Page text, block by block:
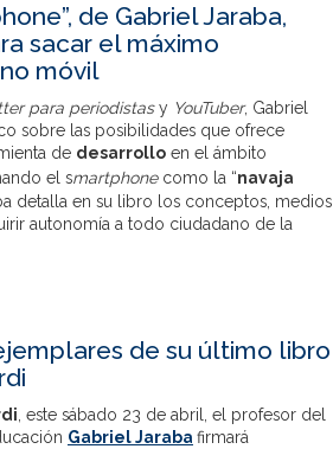
de Gabriel Jaraba,
sacar el máximo
móvil
para periodistasy YouTuber, Gabriel
sobre las posibilidades que ofrece
de desarrolloen el ámbito
el smartphone como la “navaja
detalla en su libro los conceptos, medios
autonomía a todo ciudadano de la
de su último libro
, este sábado 23 de abril, el profesor del
Gabriel Jaraba firmará